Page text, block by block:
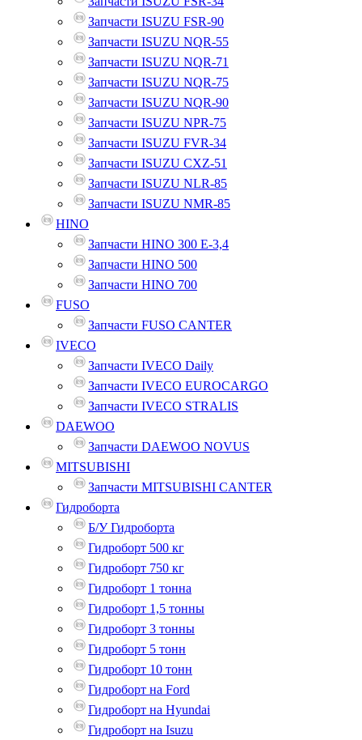
Запчасти ISUZU FSR-90
Запчасти ISUZU NQR-55
Запчасти ISUZU NQR-71
Запчасти ISUZU NQR-75
Запчасти ISUZU NQR-90
Запчасти ISUZU NPR-75
Запчасти ISUZU FVR-34
Запчасти ISUZU CXZ-51
Запчасти ISUZU NLR-85
Запчасти ISUZU NMR-85
HINO
Запчасти HINO 300 E-3,4
Запчасти HINO 500
Запчасти HINO 700
FUSO
Запчасти FUSO CANTER
IVECO
Запчасти IVECO Daily
Запчасти IVECO EUROCARGO
Запчасти IVECO STRALIS
DAEWOO
Запчасти DAEWOO NOVUS
MITSUBISHI
Запчасти MITSUBISHI CANTER
Гидроборта
Б/У Гидроборта
Гидроборт 500 кг
Гидроборт 750 кг
Гидроборт 1 тонна
Гидроборт 1,5 тонны
Гидроборт 3 тонны
Гидроборт 5 тонн
Гидроборт 10 тонн
Гидроборт на Ford
Гидроборт на Hyundai
Гидроборт на Isuzu